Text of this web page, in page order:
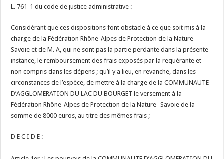
L. 761-1 du code de justice administrative :
Considérant que ces dispositions font obstacle à ce que soit mis à la
charge de la Fédération Rhône-Alpes de Protection de la Nature-
Savoie et de M. A, qui ne sont pas la partie perdante dans la présente
instance, le remboursement des frais exposés par la requérante et
non compris dans les dépens ; qu’il y a lieu, en revanche, dans les
circonstances de l’espèce, de mettre à la charge de la COMMUNAUTE
D’AGGLOMERATION DU LAC DU BOURGET le versement à la
Fédération Rhône-Alpes de Protection de la Nature- Savoie de la
somme de 8000 euros, au titre des mêmes frais ;
D E C I D E :
————–